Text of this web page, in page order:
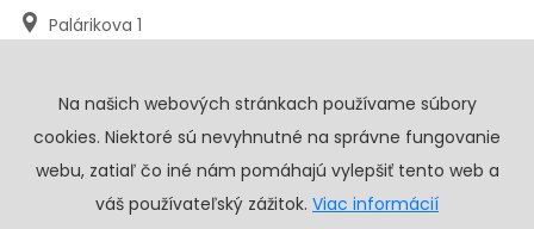
Palárikova 1
+421 905 117 923
info@profy.sk
Na našich webových stránkach používame súbory
cookies. Niektoré sú nevyhnutné na správne fungovanie
webu, zatiaľ čo iné nám pomáhajú vylepšiť tento web a
váš používateľský zážitok. Viac informácií